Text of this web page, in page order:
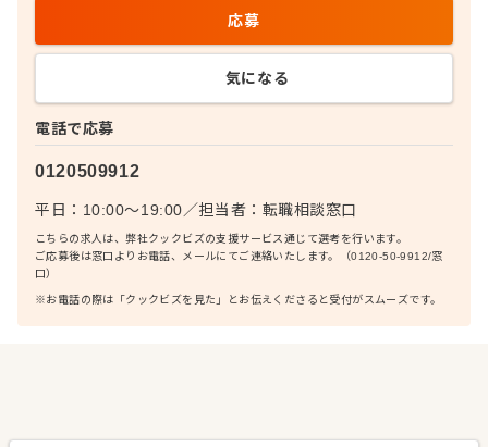
電話で応募
0120509912
平日：10:00〜19:00／担当者： 転職相談窓口
こちらの求人は、弊社クックビズの支援サービス通じて選考を行います。
ご応募後は窓口よりお電話、メールにてご連絡いたします。（0120-50-9912/窓
口）
※お電話の際は「クックビズを見た」とお伝えくださると受付がスムーズです。
応募
気になる